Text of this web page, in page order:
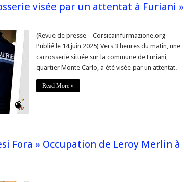
visée par un attentat à Furiani »
(Revue de presse – Corsicainfurmazione.org –
Publié le 14 juin 2025) Vers 3 heures du matin, une
carrosserie située sur la commune de Furiani,
quartier Monte Carlo, a été visée par un attentat.
Read More »
Fora » Occupation de Leroy Merlin à